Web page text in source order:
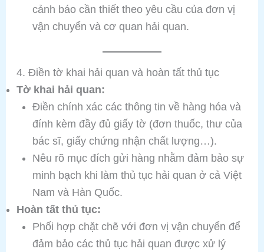
cảnh báo cần thiết theo yêu cầu của đơn vị
vận chuyển và cơ quan hải quan.
4. Điền tờ khai hải quan và hoàn tất thủ tục
Tờ khai hải quan:
Điền chính xác các thông tin về hàng hóa và
đính kèm đầy đủ giấy tờ (đơn thuốc, thư của
bác sĩ, giấy chứng nhận chất lượng…).
Nêu rõ mục đích gửi hàng nhằm đảm bảo sự
minh bạch khi làm thủ tục hải quan ở cả Việt
Nam và Hàn Quốc.
Hoàn tất thủ tục:
Phối hợp chặt chẽ với đơn vị vận chuyển để
đảm bảo các thủ tục hải quan được xử lý